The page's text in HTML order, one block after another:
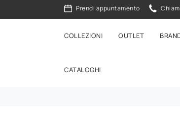
Prendi appuntamento
COLLEZIONI OUTLET
CATALOGHI